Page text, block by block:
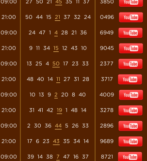
09:00 27 50 21 45 35 11 37 3850
21:00 50 44 15 21 37 32 24 0496
09:00 24 47 1 4 28 21 36 6949
21:00 9 11 34 15 12 43 10 9045
09:00 13 25 4 50 17 23 33 2377
21:00 48 40 14 11 27 31 28 3717
09:00 10 13 9 2 20 8 40 4009
21:00 31 41 42 19 1 48 14 3278
09:00 2 30 36 44 5 26 33 2896
21:00 17 6 23 43 35 34 14 9689
09:00 39 14 38 7 47 16 37 8721